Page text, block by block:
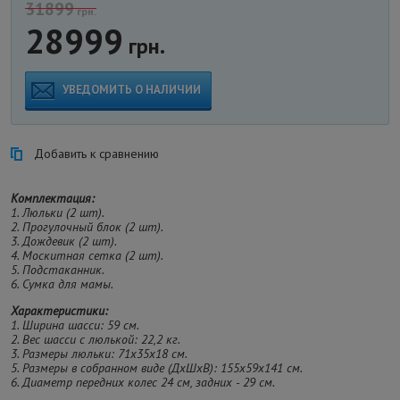
31899грн.
28999 грн.
УВЕДОМИТЬ О НАЛИЧИИ
Добавить к сравнению
Комплектация:
1. Люльки (2 шт).
2. Прогулочный блок (2 шт).
3. Дождевик (2 шт).
4. Москитная сетка (2 шт).
5. Подстаканник.
6. Сумка для мамы.
Характеристики:
1. Ширина шасси: 59 см.
2. Вес шасси с люлькой: 22,2 кг.
3. Размеры люльки: 71х35х18 см.
5. Размеры в собранном виде (ДхШхВ): 155х59х141 см.
6. Диаметр передних колес 24 см, задних - 29 см.